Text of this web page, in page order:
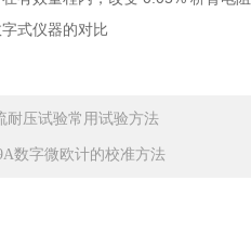
式仪器的对比
耐压试验常用试验方法
数字微欧计的校准方法